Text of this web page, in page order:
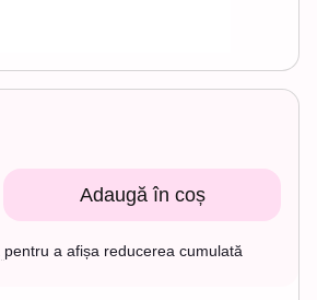
Adaugă în coș
pentru a afișa reducerea cumulată